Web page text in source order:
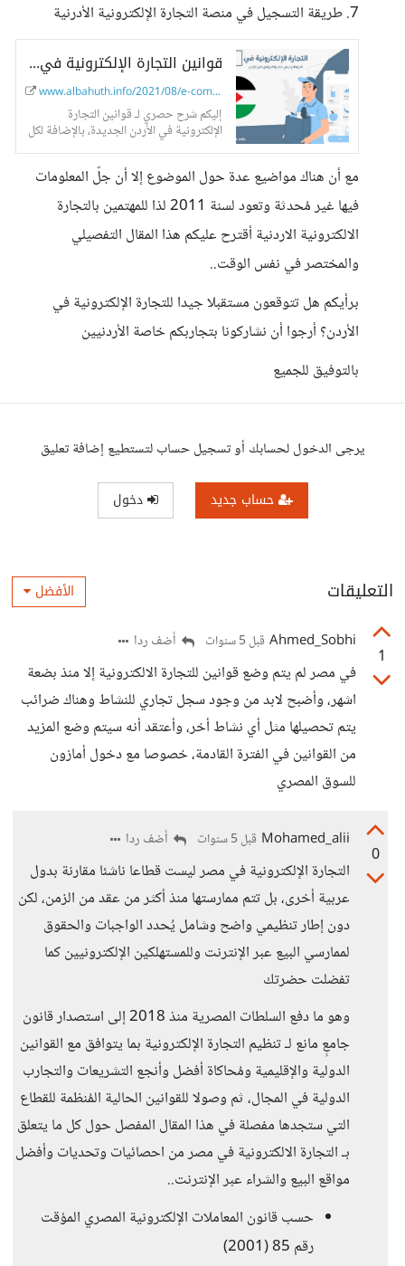
7. طريقة التسجيل في منصة التجارة الإلكترونية الأدرنية
قوانين التجارة الإلكترونية في الأردن الجديدة.. حصري!
www.albahuth.info/2021/08/e-commer...
إليكم شرح حصري لـ قوانين التجارة
الإلكترونية في الأردن الجديدة، بالإضافة لكل
ما يتعلق بـ التجارة الإلكترونية في الأردن،
حسب آخر الإحصائيات والتصنيفات
مع أن هناك مواضيع عدة حول الموضوع إلا أن جلّ المعلومات
فيها غير مُحدثة وتعود لسنة 2011 لذا للمهتمين بالتجارة
الالكترونية الاردنية أقترح عليكم هذا المقال التفصيلي
والمختصر في نفس الوقت..
برأيكم هل تتوقعون مستقبلا جيدا للتجارة الإلكترونية في
الأردن؟ أرجوا أن نشاركونا بتجاربكم خاصة الأردنيين
بالتوفيق للجميع
يرجى الدخول لحسابك أو تسجيل حساب لتستطيع إضافة تعليق
حساب جديد دخول
التعليقات الأفضل
1
Ahmed_Sobhi قبل 5 سنوات أضف ردا
في مصر لم يتم وضع قوانين للتجارة الالكترونية إلا منذ بضعة
اشهر، وأضبح لابد من وجود سجل تجاري للنشاط وهناك ضرائب
يتم تحصيلها مثل أي نشاط أخر، وأعتقد أنه سيتم وضع المزيد
من القوانين في الفترة القادمة، خصوصا مع دخول أمازون
للسوق المصري
0
Mohamed_alii قبل 5 سنوات أضف ردا
التجارة الإلكترونية في مصر ليست قطاعا ناشئا مقارنة بدول
عربية أخرى، بل تتم ممارستها منذ أكثر من عقد من الزمن، لكن
دون إطار تنظيمي واضح وشامل يُحدد الواجبات والحقوق
لممارسي البيع عبر الإنترنت وللمستهلكين الإلكترونيين كما
تفضلت حضرتك
وهو ما دفع السلطات المصرية منذ 2018 إلى استصدار قانون
جامعٍ مانع لـ تنظيم التجارة الإلكترونية بما يتوافق مع القوانين
الدولية والإقليمية ومُحاكاة أفضل وأنجع التشريعات والتجارب
الدولية في المجال، ثم وصولا للقوانين الحالية المُنظمة للقطاع
التي ستجدها مفصلة في هذا المقال المفصل حول كل ما يتعلق
بـ التجارة الالكترونية في مصر من احصائيات وتحديات وأفضل
مواقع البيع والشراء عبر الإنترنت..
حسب قانون المعاملات الإلكترونية المصري المؤقت
رقم 85 (2001)